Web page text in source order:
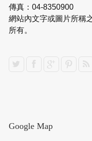
傳真：04-8350900
網站內文字或圖片所稱
所有。
Google Map